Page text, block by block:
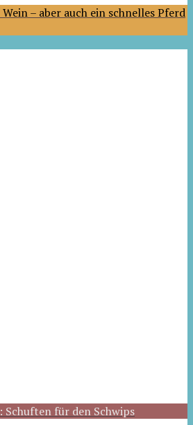
– aber auch ein schnelles Pferd
Schuften für den Schwips